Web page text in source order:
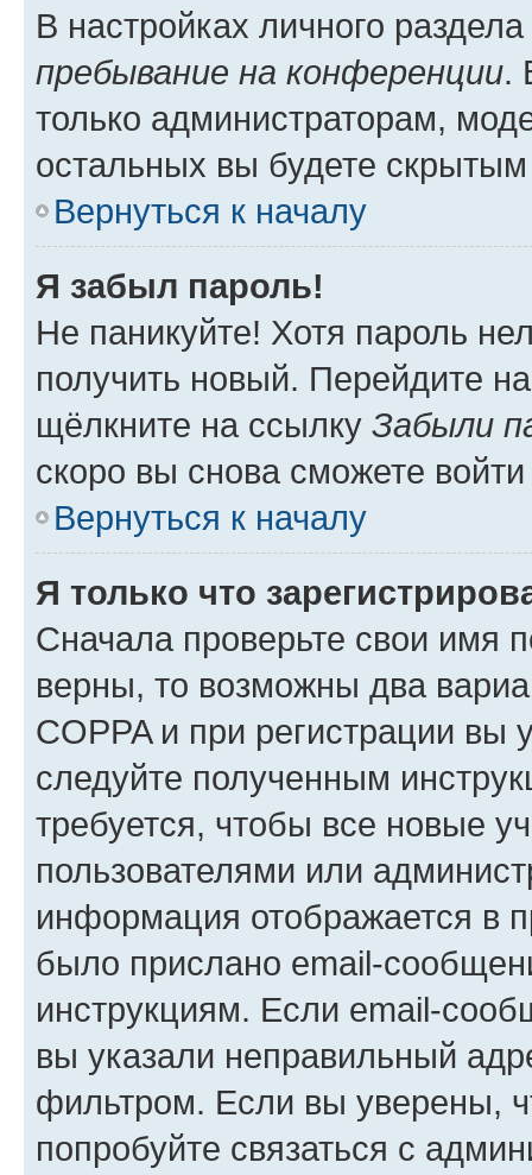
В настройках личного
пребывание на конференции.
только администраторам,
остальных вы будете
Вернуться к началу
Я забыл пароль!
Не паникуйте! Хотя пароль
получить новый. Перейдите
щёлкните на ссылку Забыли
скоро вы снова сможете
Вернуться к началу
Я только что
Сначала проверьте свои имя
верны, то возможны два
COPPA и при регистрации вы
следуйте полученным
требуется, чтобы все новые
пользователями или
информация отображается в
было прислано email-
инструкциям. Если email-
вы указали неправильный
фильтром. Если вы уверены,
попробуйте связаться с